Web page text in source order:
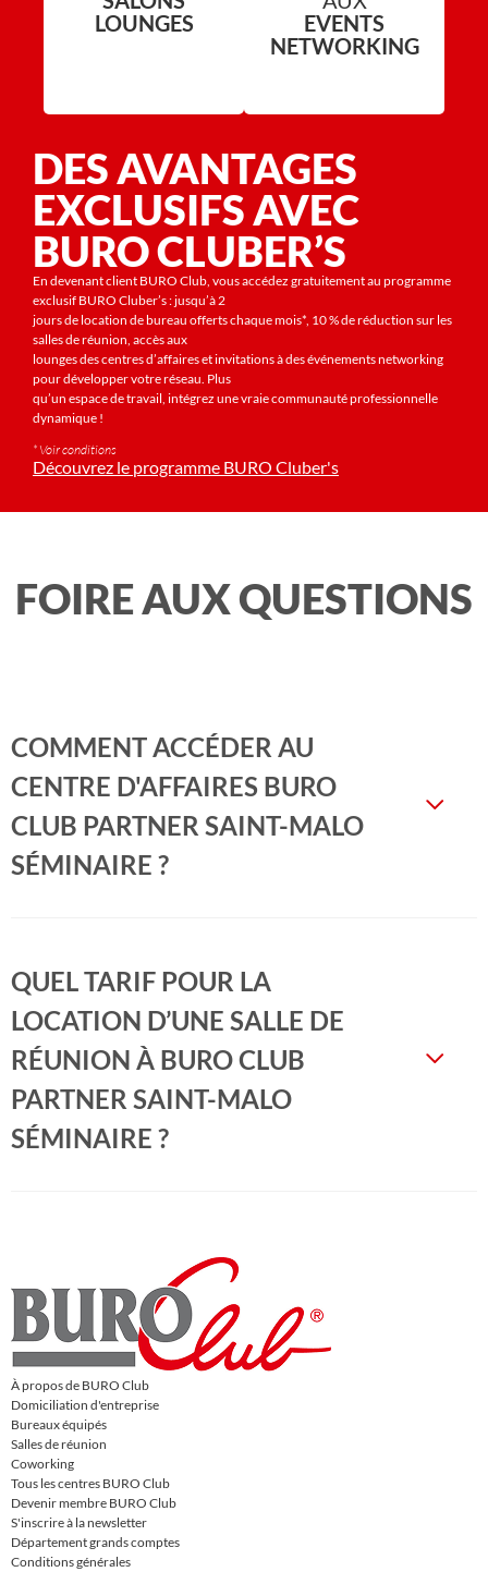
LOUNGES
EVENTS
NETWORKING
DES AVANTAGES
EXCLUSIFS AVEC
BURO CLUBER’S
En devenant client BURO Club, vous accédez gratuitement au programme
exclusif BURO Cluber’s : jusqu’à 2
jours de location de bureau offerts chaque mois*, 10 % de réduction sur les
salles de réunion, accès aux
lounges des centres d’affaires et invitations à des événements networking
pour développer votre réseau. Plus
qu’un espace de travail, intégrez une vraie communauté professionnelle
dynamique !
* Voir conditions
Découvrez le programme BURO Cluber's
FOIRE AUX QUESTIONS
COMMENT ACCÉDER AU
CENTRE D'AFFAIRES BURO
CLUB PARTNER SAINT-MALO
SÉMINAIRE ?
QUEL TARIF POUR LA
LOCATION D’UNE SALLE DE
RÉUNION À BURO CLUB
PARTNER SAINT-MALO
SÉMINAIRE ?
À propos de BURO Club
Domiciliation d'entreprise
Bureaux équipés
Salles de réunion
Coworking
Tous les centres BURO Club
Devenir membre BURO Club
S'inscrire à la newsletter
Département grands comptes
Conditions générales